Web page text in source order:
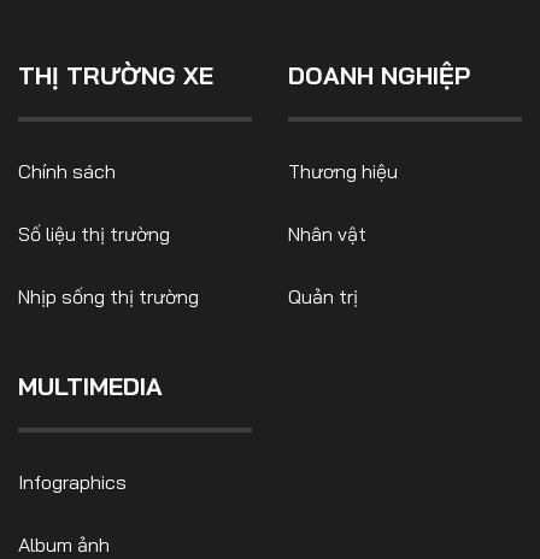
THỊ TRƯỜNG XE
Chính sách
Số liệu thị trường
Nhịp sống thị trường
DOANH NGHIỆP
Thương hiệu
Nhân vật
Quản trị
MULTIMEDIA
Infographics
Album ảnh